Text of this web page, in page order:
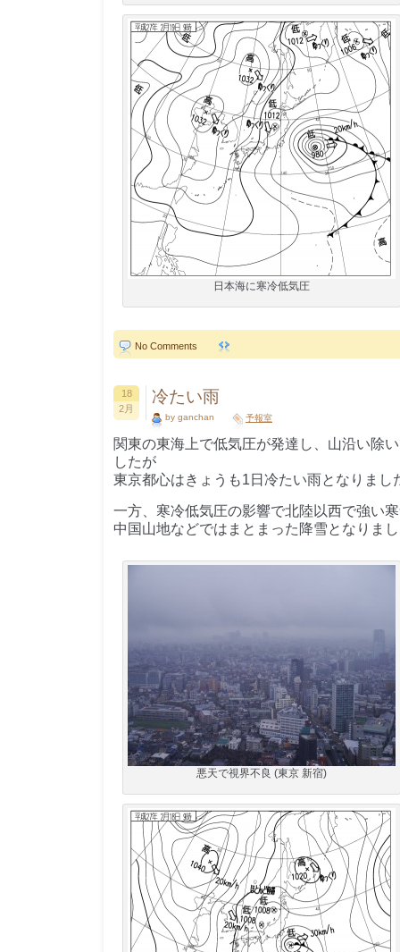
日本海に寒冷低気圧
No Comments
18
2月
冷たい雨
by ganchan 予報室
関東の東海上で低気圧が発達し、山沿い除
したが
東京都心はきょうも1日冷たい雨となりまし
一方、寒冷低気圧の影響で北陸以西で強い
中国山地などではまとまった降雪となりま
悪天で視界不良 (東京 新宿)